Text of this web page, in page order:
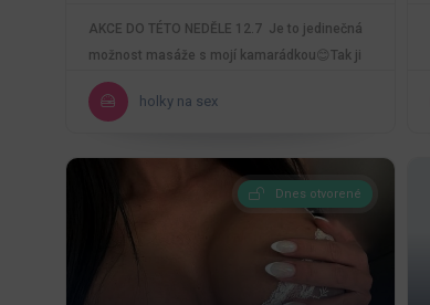
AKCE DO TÉTO NEDĚLE 12.7 Je to jedinečná
možnost masáže s mojí kamarádkou😊Tak ji
využij👌 Ahoj 👋…
holky na sex
Dnes otvorené